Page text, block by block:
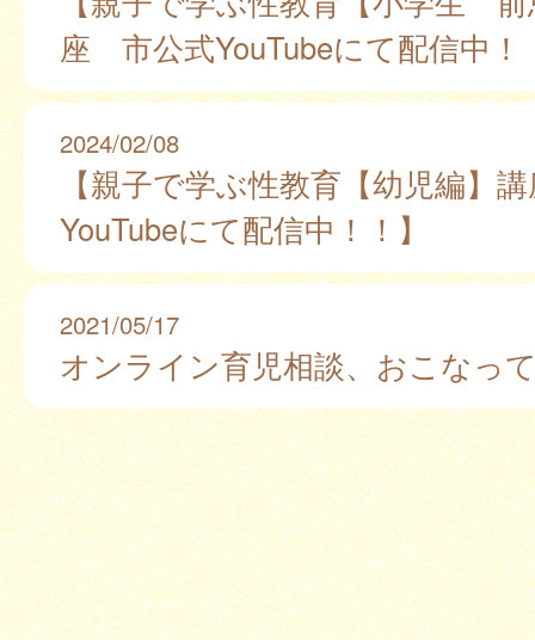
座 市公式YouTubeにて配信中！
2024/02/08
【親子で学ぶ性教育【幼児編】
YouTubeにて配信中！！】
2021/05/17
オンライン育児相談、おこなっ